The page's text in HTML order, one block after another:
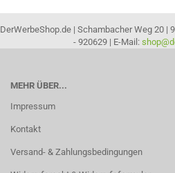
DerWerbeShop.de | Schambacher Weg 20 |
- 920629 | E-Mail:
MEHR ÜBER...
Impressum
Kontakt
Versand- & Zahlungsbedingungen